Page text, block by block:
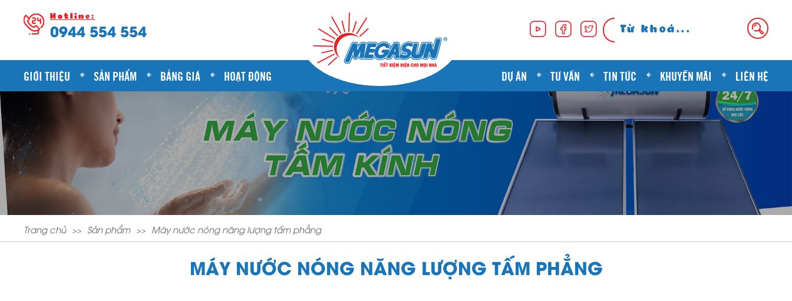
Hotline:
0944 554 554
GIỚI THIỆU SẢN PHẨM BẢNG GIÁ HOẠT ĐỘNG DỰ ÁN TƯ VẤN TIN TỨC KHUYẾN MÃI LIÊN HỆ
Trang chủ Sản phẩm Máy nước nóng năng lượng tấm phẳng
MÁY NƯỚC NÓNG NĂNG LƯỢNG TẤM PHẲNG